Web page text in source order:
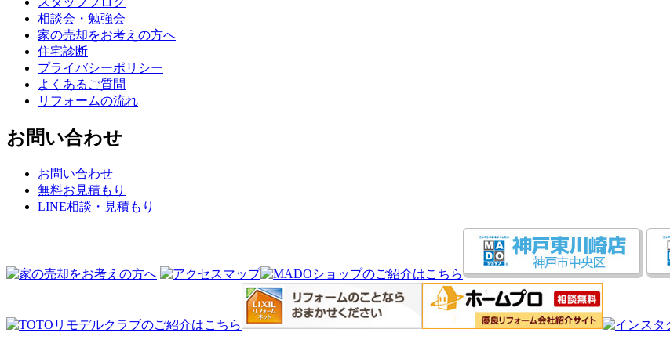
相談会・勉強会
家の売却をお考えの方へ
住宅診断
プライバシーポリシー
よくあるご質問
リフォームの流れ
お問い合わせ
お問い合わせ
無料お見積もり
LINE相談・見積もり